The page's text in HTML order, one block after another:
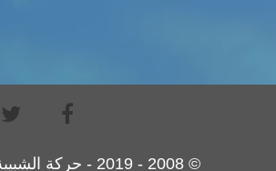
© 2008 - 2019 - حركة الشبيبة الأرثوذكسيّة - جميع الحقوق محفوظة